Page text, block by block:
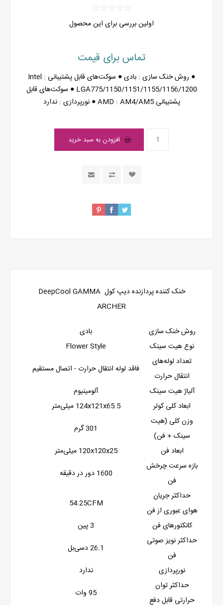
اولین بررسی برای این محصول
تماس برای قیمت
● روش خنک سازی : بادی ● سوکت‌های قابل پشتیبانی Intel :
LGA775/1150/1151/1155/1156/1200 ● سوکت‌های قابل
پشتیبانی AMD : AM4/AM5 ● نورپردازی : ندارد
افزودن به سبد خرید
خنک کننده پردازنده دیپ کول DeepCool GAMMA
ARCHER
روش خنک سازی
بادی
نوع هیت سینک
Flower Style
تعداد لوله‌های
انتقال حرارت
فاقد لوله انتقال حرارت - اتصال مستقیم
آلیاژ هیت سینک
آلومینیوم
ابعاد کلی کولر
124x121x65.5 میلی‌متر
وزن کلی (هیت
سینک + فن)
301 گرم
ابعاد فن
120x120x25 میلی‌متر
بازه سرعت چرخش
فن
1600 دور در دقیقه
حداکثر جریان
هوای عبوری از فن
54.25CFM
کانکتورهای فن
3 پین
حداکثر نویز صوتی
فن
26.1 دسی‌بل
نورپردازی
ندارد
حداکثر توان
حرارتی قابل دفع
95 وات